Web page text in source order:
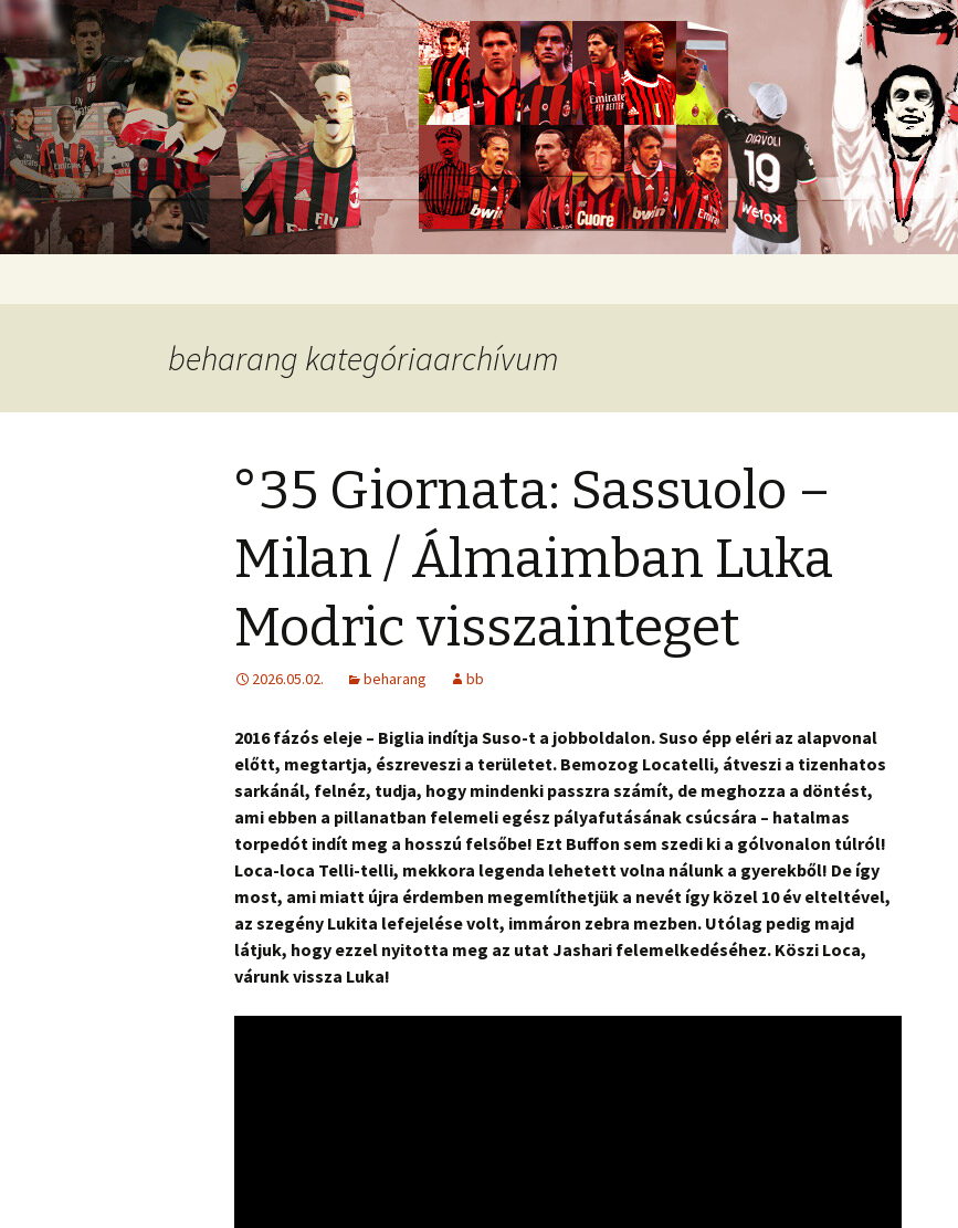
diavoli
Romokban heverő blog egy romokban heverő csapatról.
beharang kategóriaarchívum
°35 Giornata: Sassuolo –
Milan / Álmaimban Luka
Modric visszainteget
2026.05.02. beharang bb
2016 fázós eleje – Biglia indítja Suso-t a jobboldalon. Suso épp eléri az alapvonal
előtt, megtartja, észreveszi a területet. Bemozog Locatelli, átveszi a tizenhatos
sarkánál, felnéz, tudja, hogy mindenki passzra számít, de meghozza a döntést,
ami ebben a pillanatban felemeli egész pályafutásának csúcsára – hatalmas
torpedót indít meg a hosszú felsőbe! Ezt Buffon sem szedi ki a gólvonalon túlról!
Loca-loca Telli-telli, mekkora legenda lehetett volna nálunk a gyerekből! De így
most, ami miatt újra érdemben megemlíthetjük a nevét így közel 10 év elteltével,
az szegény Lukita lefejelése volt, immáron zebra mezben. Utólag pedig majd
látjuk, hogy ezzel nyitotta meg az utat Jashari felemelkedéséhez. Köszi Loca,
várunk vissza Luka!